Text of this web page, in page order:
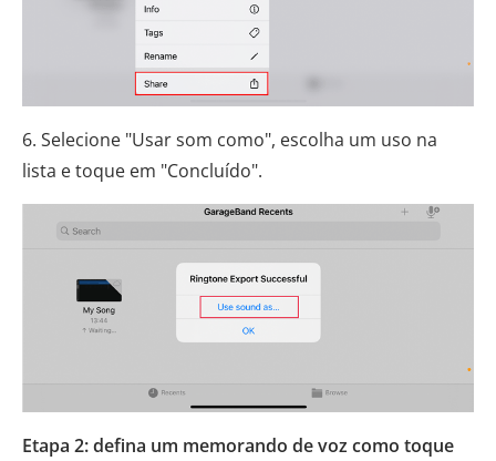
6. Selecione "Usar som como", escolha um uso na
lista e toque em "Concluído".
Etapa 2: defina um memorando de voz como toque